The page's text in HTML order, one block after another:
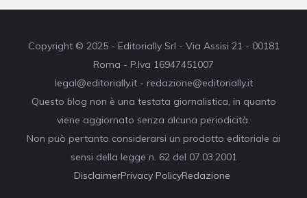
Copyright © 2025 - Editorially Srl - Via Assisi 21 - 00181
Roma - P.Iva 16947451007
legal@editorially.it - redazione@editorially.it
Questo blog non è una testata giornalistica, in quanto
viene aggiornato senza alcuna periodicità.
Non può pertanto considerarsi un prodotto editoriale ai
sensi della legge n. 62 del 07.03.2001
DisclaimerPrivacy PolicyRedazione